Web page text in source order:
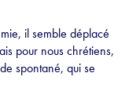
il semble déplacé
pour nous chrétiens,
spontané, qui se